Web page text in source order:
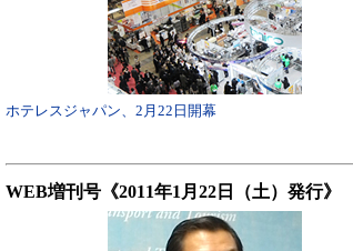
ホテレスジャパン、2月22日開幕
WEB増刊号《2011年1月22日（土）発行》